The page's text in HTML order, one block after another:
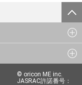
© oricon ME inc.
JASRAC許諾番号：